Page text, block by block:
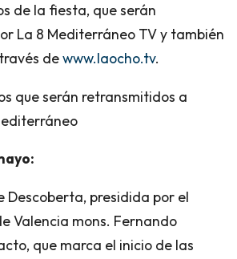
de la fiesta, que serán
La 8 Mediterráneo TV y también
dewww.laocho.tv.
que serán retransmitidos a
Descoberta, presidida por el
Valencia mons. Fernando
que marca el inicio de las